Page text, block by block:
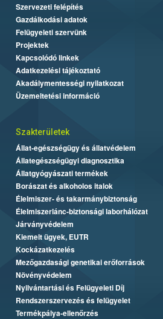
Szervezeti felépítés
Gazdálkodási adatok
Felügyeleti szervünk
Projektek
Kapcsolódó linkek
Adatkezelési tájékoztató
Akadálymentességi nyilatkozat
Üzemeltetési információ
Szakterületek
Állat-egészségügy és állatvédelem
Állategészségügyi diagnosztika
Állatgyógyászati termékek
Borászat és alkoholos italok
Élelmiszer- és takarmánybiztonság
Élelmiszerlánc-biztonsági laborhálózat
Járványvédelem
Kiemelt ügyek, EUTR
Kockázatkezelés
Mezőgazdasági genetikai erőforrások
Növényvédelem
Nyilvántartási és Felügyeleti Díj
Rendszerszervezés és felügyelet
Termékpálya-ellenőrzés